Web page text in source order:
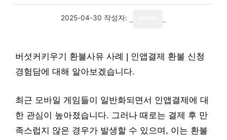
2025-04-30 작성자:
버섯커키우기 환불사유 사례 | 인앱결제 환불 신청
경험담에 대해 알아보겠습니다.
최근 모바일 게임들이 일반화되면서 인앱결제에 대
한 관심이 높아졌습니다. 그러나 때로는 결제 후 만
족스럽지 않은 경우가 발생할 수 있으며, 이는 환불